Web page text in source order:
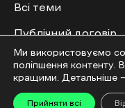
Всі теми
Публічний договір
Мультимедіа
Відео
Ми використовуємо
поліпшення контенту.
кращими. Детальніше
Прийняти всі